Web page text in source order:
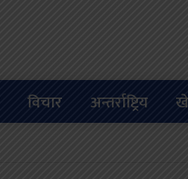
विचार अन्तर्राष्ट्रिय